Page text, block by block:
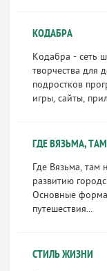
КОДАБРА
Кодабра - сеть
творчества для
подростков
игры, сайты,
ГДЕ ВЯЗЬМА,
Где Вязьма, там
развитию
Основные
путешествия...
СТИЛЬ ЖИЗНИ